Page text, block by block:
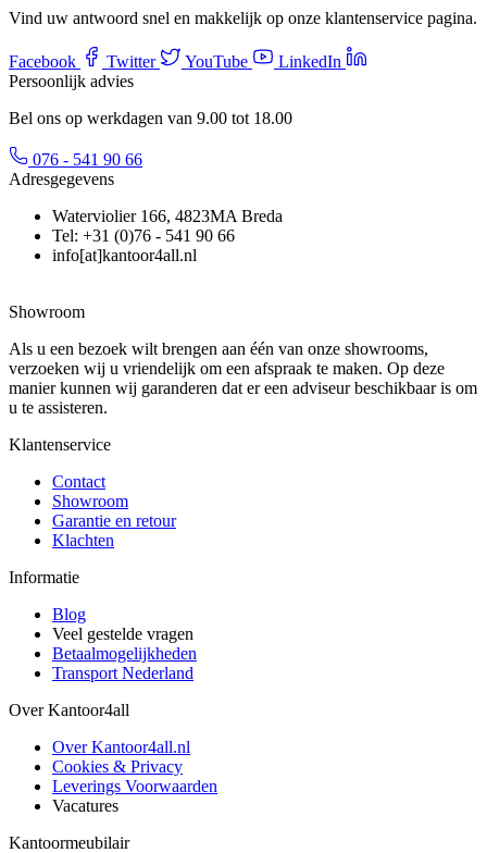
Vind uw antwoord snel en makkelijk op onze klantenservice pagina.
Facebook Twitter YouTube
LinkedIn
Persoonlijk advies
Bel ons op werkdagen van 9.00 tot 18.00
076 - 541 90 66
Adresgegevens
Waterviolier 166, 4823MA Breda
Tel: +31 (0)76 - 541 90 66
info[at]kantoor4all.nl
Showroom
Als u een bezoek wilt brengen aan één van onze showrooms,
verzoeken wij u vriendelijk om een afspraak te maken. Op deze
manier kunnen wij garanderen dat er een adviseur beschikbaar is om
u te assisteren.
Klantenservice
Contact
Showroom
Garantie en retour
Klachten
Informatie
Blog
Veel gestelde vragen
Betaalmogelijkheden
Transport Nederland
Over Kantoor4all
Over Kantoor4all.nl
Cookies & Privacy
Leverings Voorwaarden
Vacatures
Kantoormeubilair